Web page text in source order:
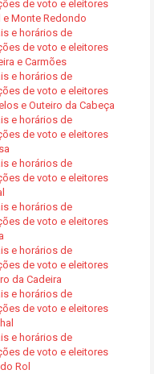
de voto e eleitores
e Monte Redondo
e horários de
de voto e eleitores
e Carmões
e horários de
de voto e eleitores
e Outeiro da Cabeça
e horários de
de voto e eleitores
e horários de
de voto e eleitores
e horários de
de voto e eleitores
e horários de
de voto e eleitores
da Cadeira
e horários de
de voto e eleitores
e horários de
de voto e eleitores
Rol